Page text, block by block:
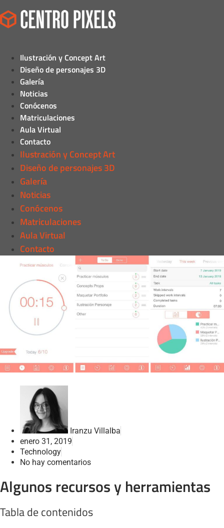
Ilustración y Concept Art
Diseño de personajes 3D
Galería
Noticias
Conócenos
Matriculaciones
Aula Virtual
Contacto
Ilustración y Concept Art
Diseño de personajes 3D
Galería
Noticias
Conócenos
Matriculaciones
Aula Virtual
Contacto
Iranzu Villalba
enero 31, 2019
Technology
No hay comentarios
Algunos recursos y herramientas
Tabla de contenidos